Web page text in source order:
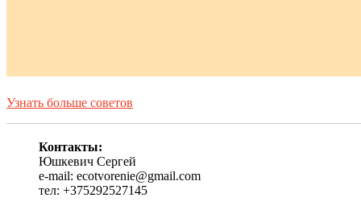
Узнать больше советов
Контакты:
Юшкевич Сергей
e-mail: ecotvorenie@gmail.com
тел: +375292527145